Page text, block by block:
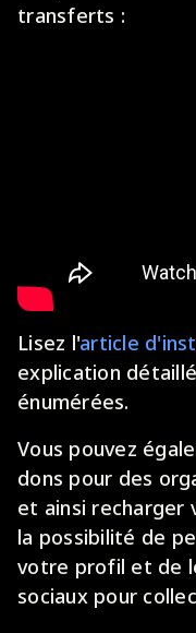
transferts :
Lisez l'article
explication
énumérées.
Vous pouvez
dons pour des
et ainsi recharger
la possibilité de
votre profil et de
sociaux pour